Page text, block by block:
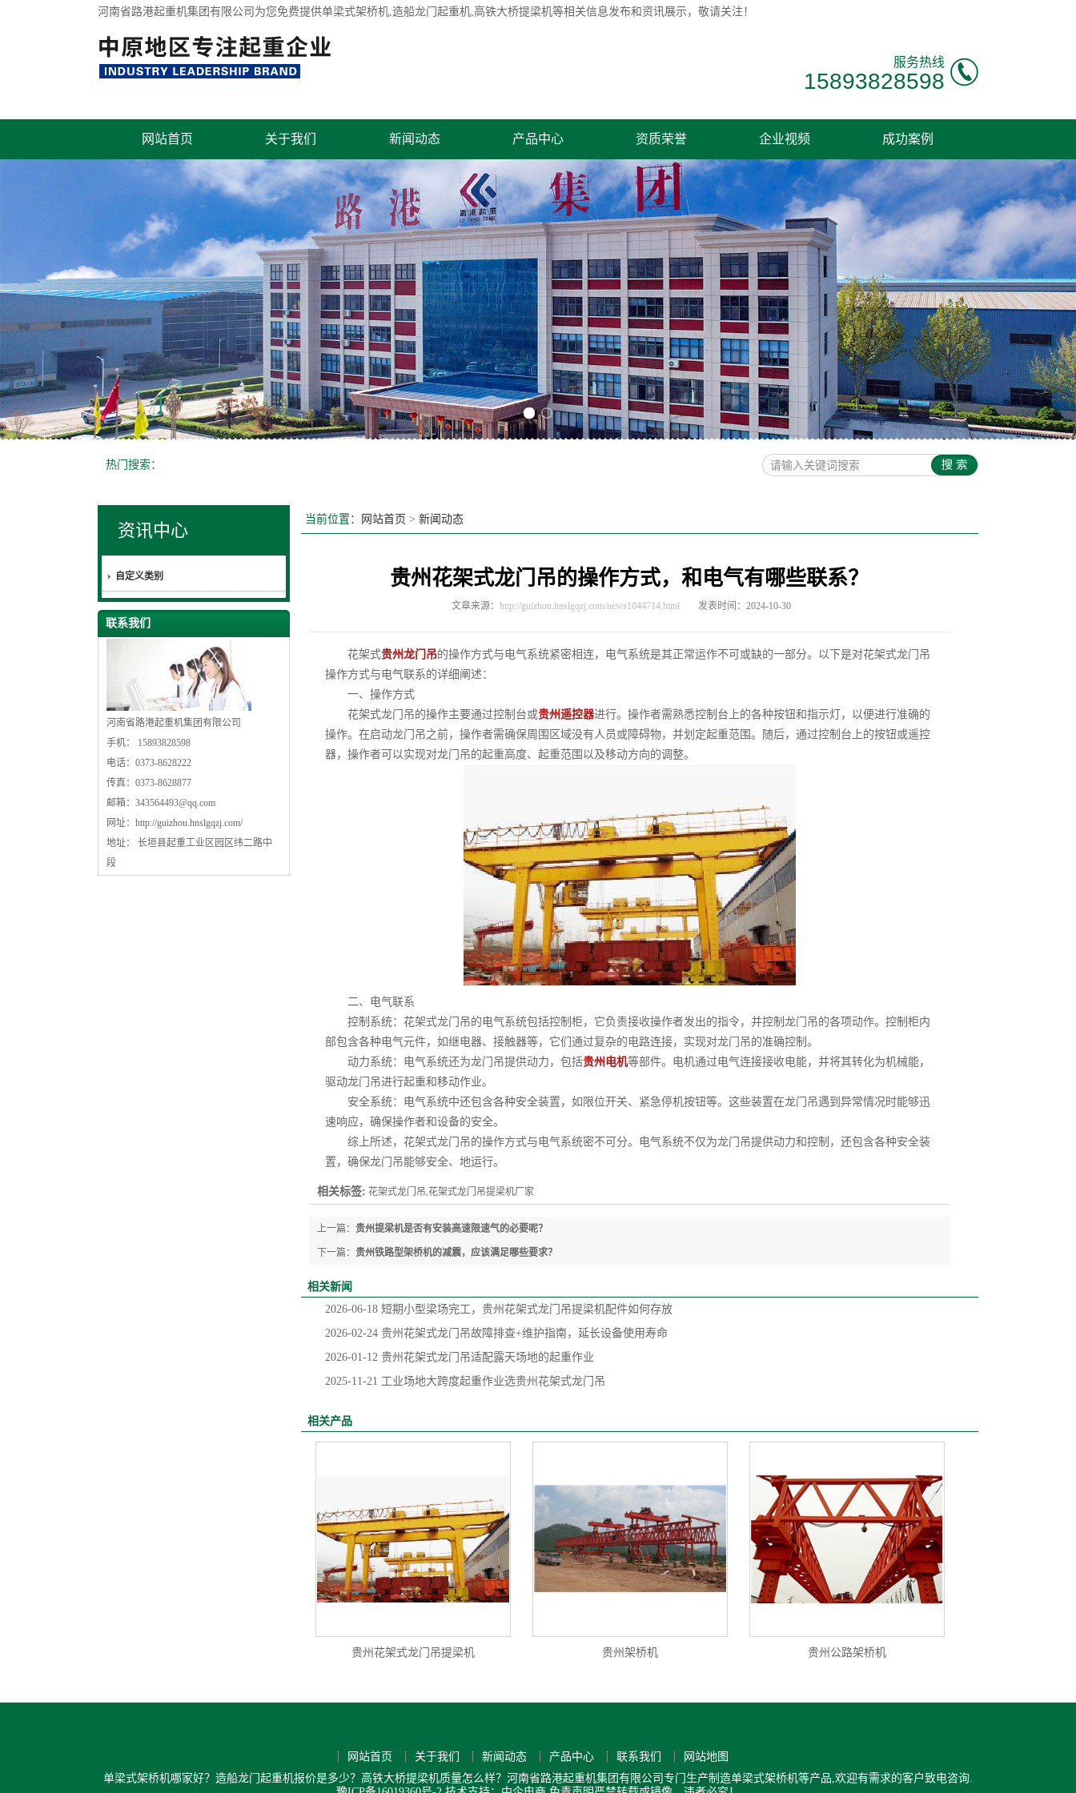
河南省路港起重机集团有限公司为您免费提供单梁式架桥机,造船龙门起重机,高铁大桥提梁机等相关信息发布和资讯展示，敬请关注！
服务热线
15893828598
网站首页 关于我们 新闻动态 产品中心 资质荣誉 企业视频 成功案例
联系我们
热门搜索：
资讯中心
自定义类别
联系我们
河南省路港起重机集团有限公司
手机： 15893828598
电话：0373-8628222
传真：0373-8628877
邮箱： 343564493@qq.com
网址： http://guizhou.hnslgqzj.com/
地址： 长垣县起重工业区园区纬二路中
段
当前位置： 网站首页 > 新闻动态
贵州花架式龙门吊的操作方式，和电气有哪些联系？
文章来源： http://guizhou.hnslgqzj.com/news1044714.html 发表时间：2024-10-30
花架式贵州龙门吊的操作方式与电气系统紧密相连，电气系统是其正常运作不可或缺的一部分。以下是对花架式龙门吊
操作方式与电气联系的详细阐述：
一、操作方式
花架式龙门吊的操作主要通过控制台或贵州遥控器进行。操作者需熟悉控制台上的各种按钮和指示灯，以便进行准确的
操作。在启动龙门吊之前，操作者需确保周围区域没有人员或障碍物，并划定起重范围。随后，通过控制台上的按钮或遥控
器，操作者可以实现对龙门吊的起重高度、起重范围以及移动方向的调整。
二、电气联系
控制系统：花架式龙门吊的电气系统包括控制柜，它负责接收操作者发出的指令，并控制龙门吊的各项动作。控制柜内
部包含各种电气元件，如继电器、接触器等，它们通过复杂的电路连接，实现对龙门吊的准确控制。
动力系统：电气系统还为龙门吊提供动力，包括贵州电机等部件。电机通过电气连接接收电能，并将其转化为机械能，
驱动龙门吊进行起重和移动作业。
安全系统：电气系统中还包含各种安全装置，如限位开关、紧急停机按钮等。这些装置在龙门吊遇到异常情况时能够迅
速响应，确保操作者和设备的安全。
综上所述，花架式龙门吊的操作方式与电气系统密不可分。电气系统不仅为龙门吊提供动力和控制，还包含各种安全装
置，确保龙门吊能够安全、地运行。
相关标签: 花架式龙门吊,花架式龙门吊提梁机厂家
上一篇： 贵州提梁机是否有安装高速限速气的必要呢？
下一篇： 贵州铁路型架桥机的减震，应该满足哪些要求？
相关新闻
2026-06-18 短期小型梁场完工，贵州花架式龙门吊提梁机配件如何存放
2026-02-24 贵州花架式龙门吊故障排查+维护指南，延长设备使用寿命
2026-01-12 贵州花架式龙门吊适配露天场地的起重作业
2025-11-21 工业场地大跨度起重作业选贵州花架式龙门吊
相关产品
贵州花架式龙门吊提梁机 贵州架桥机 贵州公路架桥机
网站首页 关于我们 新闻动态 产品中心 联系我们
网站地图
单梁式架桥机哪家好？造船龙门起重机报价是多少？高铁大桥提梁机质量怎么样？河南省路港起重机集团有限公司专门生产制造单梁式架桥机等产品,欢迎有需求的客户致电咨询.